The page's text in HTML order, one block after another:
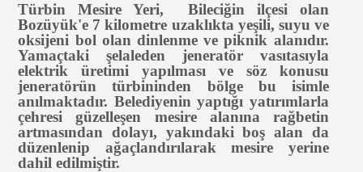
Türbin Mesire Yeri, Bileciğin ilçesi olan
Bozüyük'e 7 kilometre uzaklıkta yeşili, suyu ve
oksijeni bol olan dinlenme ve piknik alanıdır.
Yamaçtaki şelaleden jeneratör vasıtasıyla
elektrik üretimi yapılması ve söz konusu
jeneratörün türbininden bölge bu isimle
anılmaktadır. Belediyenin yaptığı yatırımlarla
çehresi güzelleşen mesire alanına rağbetin
artmasından dolayı, yakındaki boş alan da
düzenlenip ağaçlandırılarak mesire yerine
dahil edilmiştir.